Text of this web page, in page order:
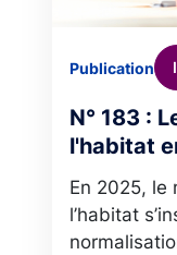
N° 183 :
l'habitat
Publication
En 2025, le
l’habitat